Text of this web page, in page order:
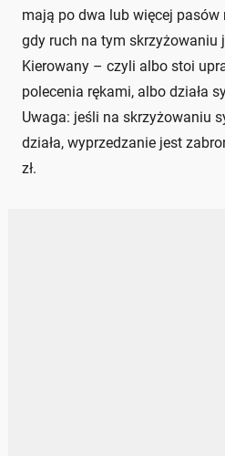
mają po dwa lub więcej
gdy ruch na tym skrzyżowaniu
Kierowany – czyli albo stoi
polecenia rękami, albo działa
Uwaga: jeśli na skrzyżowaniu
działa, wyprzedzanie jest
zł.